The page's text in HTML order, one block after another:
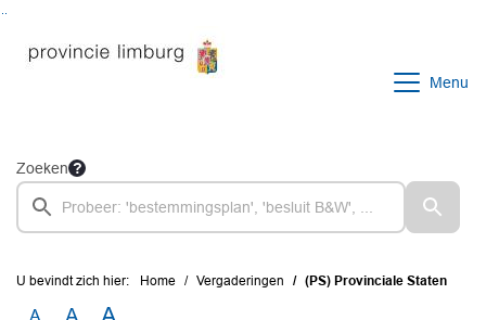
Menu
Zoeken
U bevindt zich hier: Home Vergaderingen (PS) Provinciale Staten
A